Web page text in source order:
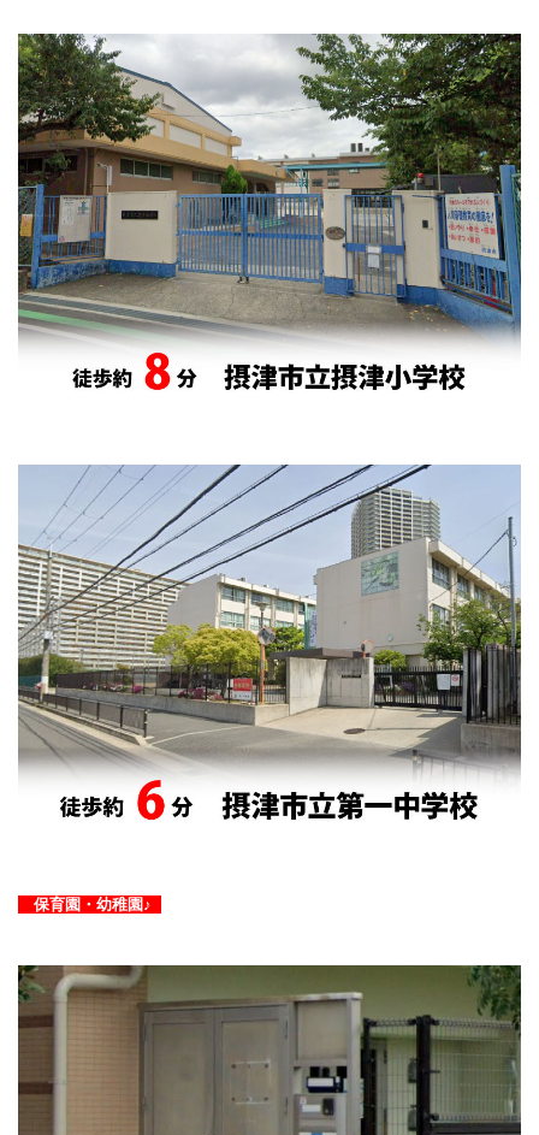
保育園・幼稚園♪